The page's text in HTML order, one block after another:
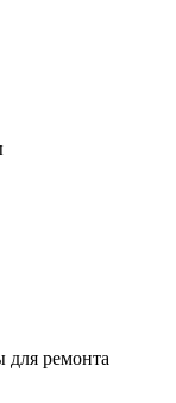
для ремонта